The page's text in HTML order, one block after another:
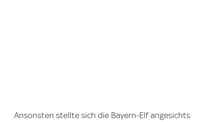
Ansonsten stellte sich die Bayern-Elf angesichts